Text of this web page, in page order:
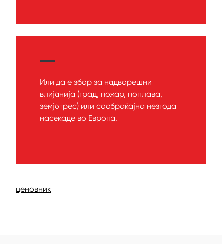
Или да е збор за надворешни
влијанија (град, пожар, поплава,
земјотрес) или сообраќајна незгода
насекаде во Европа.
ценовник